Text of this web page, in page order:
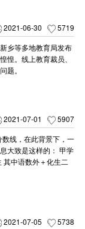
2021-06-30 5719
乡等多地教育局发布
惶。线上教育裁员、
题。
2021-07-01 5907
线，在此背景下，一
大致是这样的： 甲学
其中语数外＋化生二
2021-07-05 5738